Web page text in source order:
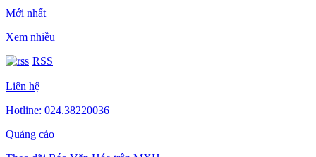
Mới nhất
Xem nhiều
RSS
Liên hệ
Hotline: 024.38220036
Quảng cáo